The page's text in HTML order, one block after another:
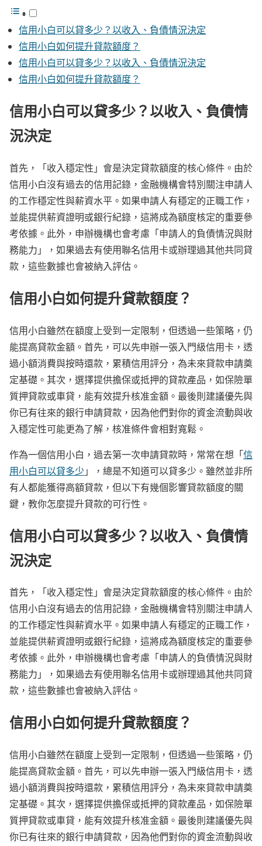
信用小白可以貸多少？以收入、負債情況決定
信用小白如何提升貸款額度？
信用小白可以貸多少？以收入、負債情況決定
信用小白如何提升貸款額度？
信用小白可以貸多少？以收入、負債情
況決定
首先，「收入穩定性」會是決定貸款額度的核心條件。由於
信用小白沒有過去的信用記錄，金融機構會特別關注申請人
的工作穩定性與薪資水平。如果申請人有穩定的正職工作，
並能提供薪資證明或銀行紀錄，這將成為額度核定的重要參
考依據。此外，申辦機構也會考慮「申請人的負債情況與財
務能力」，如果過去有使用聯名信用卡或辦理過其他共同貸
款，這些數據也會被納入評估。
信用小白如何提升貸款額度？
信用小白雖然在額度上受到一定限制，但透過一些策略，仍
能提高貸款金額。首先，可以先申辦一張入門級信用卡，透
過小額消費與按時還款，累積信用評分，為未來貸款申請奠
定基礎。其次，選擇提供擔保或抵押的貸款產品，如保險單
質押貸款或車貸，能有效提升核准金額。最後則建議優先與
你已有往來的銀行申請貸款，因為他們對你的資金流動與收
入穩定性可能更為了解，核准條件會相對寬鬆。
作為一個信用小白，過去第一次申請貸款時，常常在想「信
用小白可以貸多少 」，總是不知道可以貸多少。雖然並非所
有人都能獲得高額貸款，但以下有幾個影響貸款額度的關
鍵，教你怎麼提升貸款的可行性。
信用小白可以貸多少？以收入、負債情
況決定
首先，「收入穩定性」會是決定貸款額度的核心條件。由於
信用小白沒有過去的信用記錄，金融機構會特別關注申請人
的工作穩定性與薪資水平。如果申請人有穩定的正職工作，
並能提供薪資證明或銀行紀錄，這將成為額度核定的重要參
考依據。此外，申辦機構也會考慮「申請人的負債情況與財
務能力」，如果過去有使用聯名信用卡或辦理過其他共同貸
款，這些數據也會被納入評估。
信用小白如何提升貸款額度？
信用小白雖然在額度上受到一定限制，但透過一些策略，仍
能提高貸款金額。首先，可以先申辦一張入門級信用卡，透
過小額消費與按時還款，累積信用評分，為未來貸款申請奠
定基礎。其次，選擇提供擔保或抵押的貸款產品，如保險單
質押貸款或車貸，能有效提升核准金額。最後則建議優先與
你已有往來的銀行申請貸款，因為他們對你的資金流動與收